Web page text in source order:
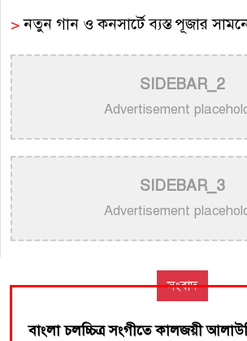
>নতুন গান ও কনসার্টে ব্যস্ত পূজার
>আকাশ সেন ও নিশি শ্রাবণীর নতুন
‘প্রেমিক ৪২০’
>
সুরাঙ্গনের নিভৃত পথিক: স্মরণে সুরকার
>
চিরস্মরণীয় কণ্ঠশিল্পী মোহাম্মদ রফির
>
ট্রাম্প প্রশাসনের সামরিক ভিডিওতে
নিয়ে ক্ষুব্ধ কেটি পেরি
>নতুন করে ভাইরাল ‘আজ কেন মন
SIDEBAR_2
Advertisement
SIDEBAR_3
Advertisement
সংবাদ
বাংলা চলচ্চিত্র সংগীতে কালজয়ী